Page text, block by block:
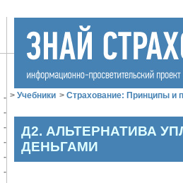
-
-
-
-
-
-
> Учебники > Страхование: Принципы и
Д2. АЛЬТЕРНАТИВА
ДЕНЬГАМИ